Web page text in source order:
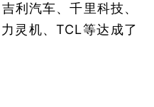
利汽车、千里科技、
灵机、TCL等达成了